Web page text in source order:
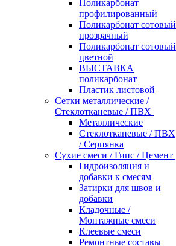
Поликарбонат
профилированный
Поликарбонат сотовый
прозрачный
Поликарбонат сотовый
цветной
ВЫСТАВКА
поликарбонат
Пластик листовой
Сетки металлические /
Стеклотканевые / ПВХ
Металлические
Стеклотканевые / ПВХ
/ Серпянка
Сухие смеси / Гипс / Цемент
Гидроизоляция и
добавки к смесям
Затирки для швов и
добавки
Кладочные /
Монтажные смеси
Клеевые смеси
Ремонтные составы